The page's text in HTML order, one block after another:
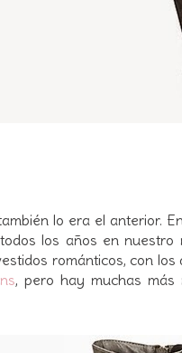
lo era el anterior.
los años en
románticos, con
, pero hay muchas